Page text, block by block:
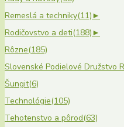
Remeslá a techniky(11)►
Rodičovstvo a deti(188)►
Rôzne(185)
Slovenské Podielové Družstvo
Šungit(6)
Technológie(105)
Tehotenstvo a pôrod(63)